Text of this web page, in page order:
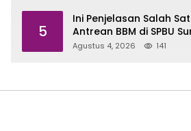
5
Ini Penjelasan Salah
Antrean BBM di SPBU
Agustus 4, 2026 141